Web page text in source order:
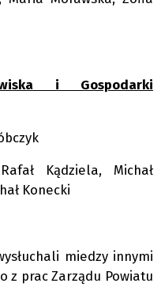
i Gospodarki
Kądziela, Michał
Konecki
miedzy innymi
z prac Zarządu Powiatu